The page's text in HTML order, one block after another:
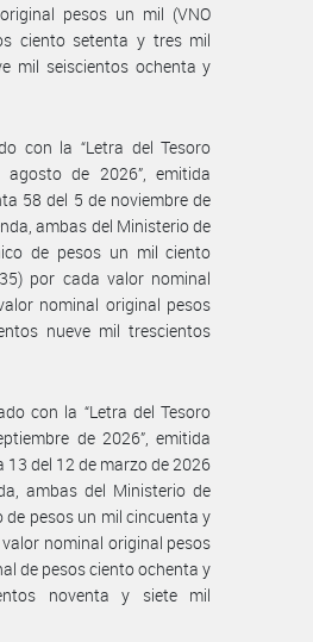
pesos un mil (VNO
ciento setenta y tres mil
mil seiscientos ochenta y
con la “Letra del Tesoro
de 2026”, emitida
58 del 5 de noviembre de
ambas del Ministerio de
de pesos un mil ciento
por cada valor nominal
nominal original pesos
nueve mil trescientos
con la “Letra del Tesoro
de 2026”, emitida
del 12 de marzo de 2026
ambas del Ministerio de
de pesos un mil cincuenta y
nominal original pesos
de pesos ciento ochenta y
noventa y siete mil